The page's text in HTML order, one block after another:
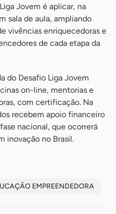
Jovem é aplicar, na
sala de aula, ampliando
vivências enriquecedoras e
de cada etapa da
do Desafio Liga Jovem
on-line, mentorias e
com certificação. Na
recebem apoio financeiro
nacional, que ocorrerá
inovação no Brasil.
EMPREENDEDORA